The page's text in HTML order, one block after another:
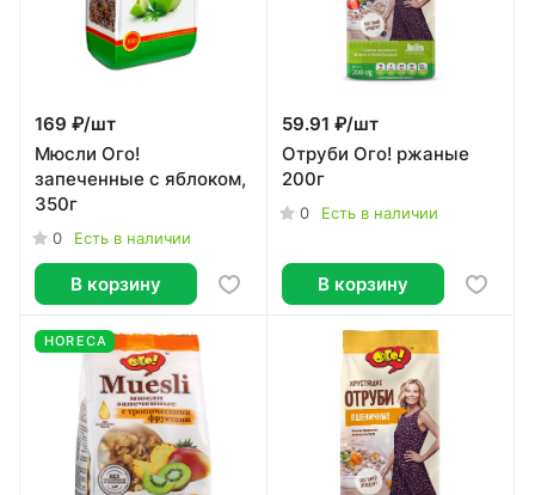
169 ₽/шт
Мюсли Ого!
запеченные с яблоком,
350г
0 Есть в наличии
В корзину
59.91 ₽/шт
Отруби Ого! ржаные
200г
0 Есть в наличии
В корзину
HORECA